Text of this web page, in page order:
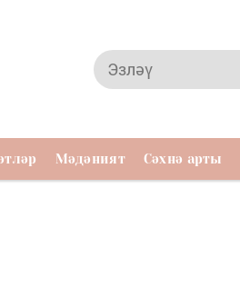
Мәдәният Сәхнә арты